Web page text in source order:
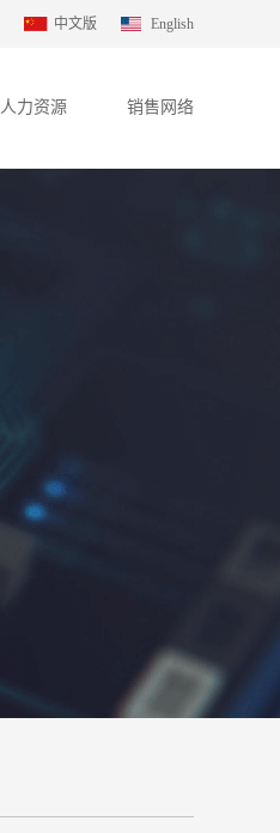
中文版 English
人力资源 销售网络